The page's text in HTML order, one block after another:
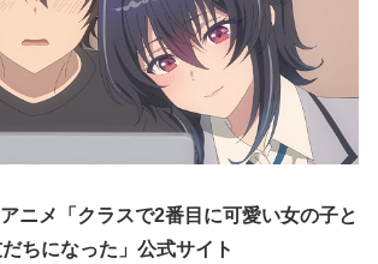
ニメ「クラスで2番目に可愛い女の子と
ちになった」公式サイト